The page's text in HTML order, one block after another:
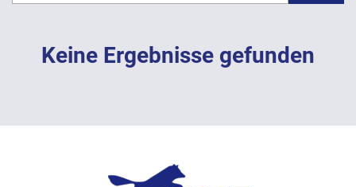
Hersteller
Modell
LÖSCHEN
Keine Ergebnisse gefunden